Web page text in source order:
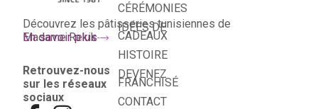
Découvrez les pâtisseries tunisiennes de
Madame Rekik
En savoir plus
Retrouvez-nous
sur les réseaux
sociaux
CÉRÉMONIES
IDÉES DE
CADEAUX
HISTOIRE
DEVENEZ
FRANCHISÉ
CONTACT